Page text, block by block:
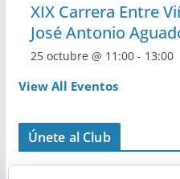
XIX Carrera Entre
José Antonio
25 octubre @ 11:00- 13:00
View All Eventos
Únete al Club